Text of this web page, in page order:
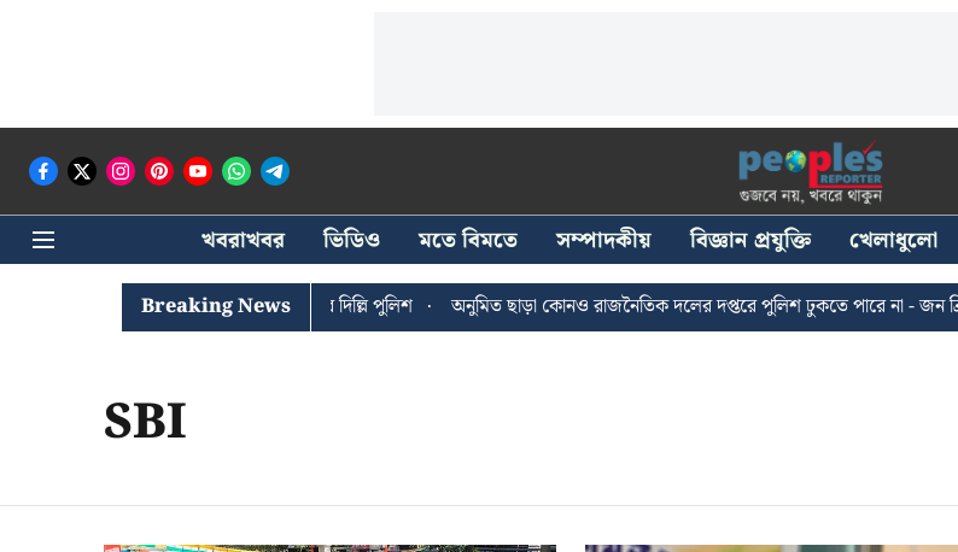
খবরাখবর ভিডিও মতে বিমতে সম্পাদকীয় বিজ্ঞান প্রযুক্তি খেলাধুলো
Breaking News
ঐশী ঘোষের খোঁজে সিপিআইএম সদর দপ্তরে দিল্লি পুলিশ অনুমিত ছাড়া কোনও রাজনৈতিক দলের দপ্তরে পুলিশ ঢুকতে পারে না - জন ব্রিটাস
SBI